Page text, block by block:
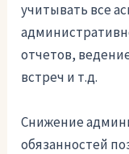
учитывать все
отчетов,
встреч и т.д.
Снижение
обязанностей